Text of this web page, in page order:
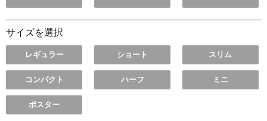
サイズを選択
レギュラー ショート スリム
コンパクト ハーフ ミニ
ポスター